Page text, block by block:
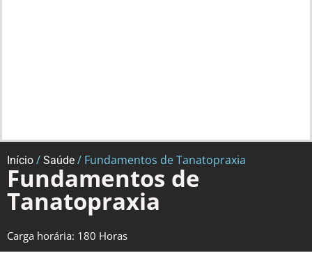
Início / Saúde / Fundamentos de Tanatopraxia
Fundamentos de
Tanatopraxia
Carga horária: 180 Horas